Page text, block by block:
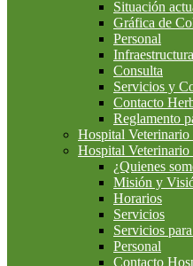
Situación
Gráfica de
Personal
Infraestructura
Consulta
Servicios y
Contacto
Reglamento
Hospital Veterinario
Hospital Veterinario
¿Quienes
Misión y
Horarios
Servicios
Servicios
Personal
Contacto